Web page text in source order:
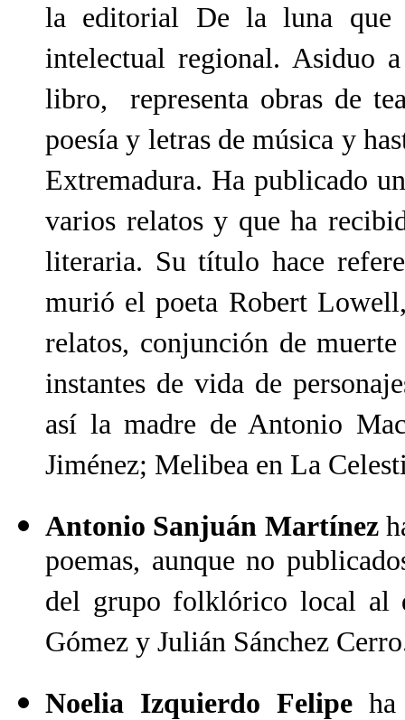
la editorial De la luna que
intelectual regional. Asiduo
libro, representa obras de
poesía y letras de música y
Extremadura. Ha publicado
varios relatos y que ha
literaria. Su título hace
murió el poeta Robert
relatos, conjunción de
instantes de vida de
así la madre de Antonio
Jiménez; Melibea en La
Antonio Sanjuán Martínez
poemas, aunque no
del grupo folklórico local al
Gómez y Julián Sánchez
Noelia Izquierdo Felipe